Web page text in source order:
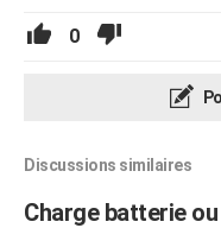
0
Discussions similaires
Charge batterie